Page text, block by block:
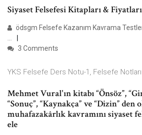
Siyaset Felsefesi Kitapları & Fiyatları
ödsgm Felsefe Kazanım Kavrama
...
3 Comments
YKS Felsefe Ders Notu-1, Felsefe
Mehmet Vural'ın kitabı “Önsöz”,
“Sonuç”, “Kaynakça” ve “Dizin”
muhafazakârlık kavramını siyaset
ele